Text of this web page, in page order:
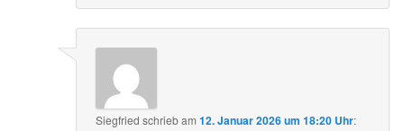
Siegfried schriebam12. Januar 2026 um 18:20 Uhr: